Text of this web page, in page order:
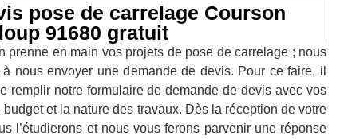
pose de carrelage Courson
91680 gratuit
prenne en main vos projets de pose de carrelage ; nous
nous envoyer une demande de devis. Pour ce faire, il
remplir notre formulaire de demande de devis avec vos
et la nature des travaux. Dès la réception de votre
l’étudierons et nous vous ferons parvenir une réponse